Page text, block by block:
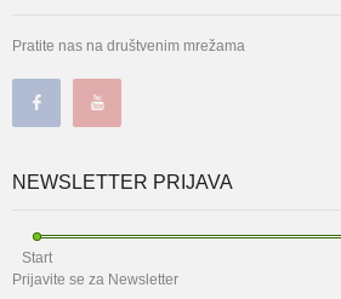
Pratite nas na društvenim mrežama
NEWSLETTER PRIJAVA
Start
Prijavite se za Newsletter